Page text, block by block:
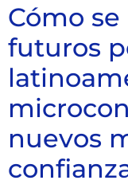
Cómo
futuros
nuevos